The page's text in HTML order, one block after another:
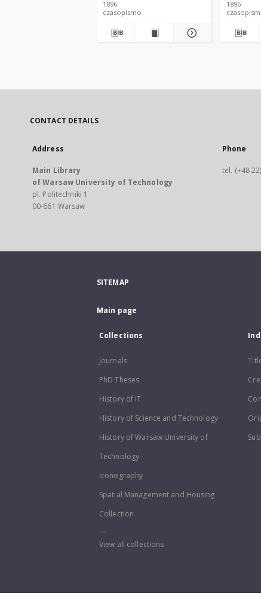
1896
czasopismo
1896
CONTACT DETAILS
Address
Main Library
of Warsaw University of Technology
pl. Politechniki 1
00-661 Warsaw
Phone
tel. (+48
SITEMAP
Main page
Collections
Journals
PhD Theses
History of IT
History of Science and Technology
History of Warsaw University of
Technology
Iconography
Spatial Management and Housing
Collection
...
View all collections